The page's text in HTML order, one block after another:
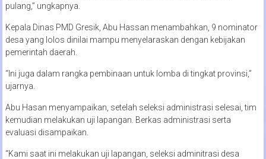
pulang,” ungkapnya.
Kepala Dinas PMD Gresik, Abu Hassan menambahkan, 9 nominator
desa yang lolos dinilai mampu menyelaraskan dengan kebijakan
pemerintah daerah.
“Ini juga dalam rangka pembinaan untuk lomba di tingkat provinsi,”
ujarnya.
Abu Hasan menyampaikan, setelah seleksi administrasi selesai, tim
kemudian melakukan uji lapangan. Berkas administrasi serta
evaluasi disampaikan.
“Kami saat ini melakukan uji lapangan, seleksi adminitrasi desa